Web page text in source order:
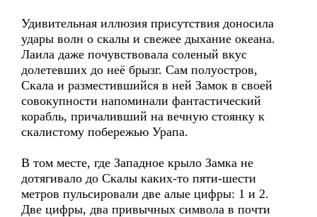
Удивительная иллюзия присутствия доносила
удары волн о скалы и свежее дыхание океана.
Лаила даже почувствовала соленый вкус
долетевших до неё брызг. Сам полуостров,
Скала и разместившийся в ней Замок в своей
совокупности напоминали фантастический
корабль, причаливший на вечную стоянку к
скалистому побережью Урапа.
В том месте, где Западное крыло Замка не
дотягивало до Скалы каких-то пяти-шести
метров пульсировали две алые цифры: 1 и 2.
Две цифры, два привычных символа в почти